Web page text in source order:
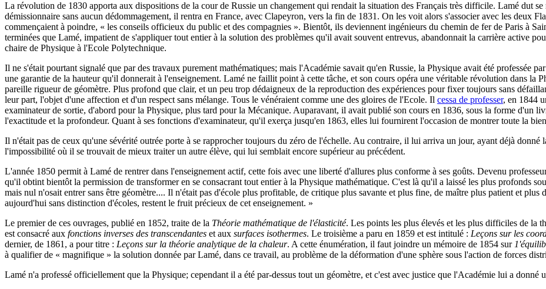
La révolution de 1830 apporta aux dispositions de la cour de Russie un changement qui rendait la situation des Français très difficile. Lamé dut se
démissionnaire sans aucun dédommagement, il rentra en France, avec Clapeyron, vers la fin de 1831. On les voit alors s'associer avec les deux
commençaient à poindre, « les conseils officieux du public et des compagnies ». Bientôt, ils deviennent ingénieurs du chemin de fer de Paris à
terminées que Lamé, impatient de s'appliquer tout entier à la solution des problèmes qu'il avait souvent entrevus, abandonnait la carrière active
chaire de Physique à l'Ecole Polytechnique.
Il ne s'était pourtant signalé que par des travaux purement mathématiques; mais l'Académie savait qu'en Russie, la Physique avait été professée
une garantie de la hauteur qu'il donnerait à l'enseignement. Lamé ne faillit point à cette tâche, et son cours opéra une véritable révolution dans la
pareille rigueur de géomètre. Plus profond que clair, et un peu trop dédaigneux de la reproduction des expériences pour fixer toujours sans
leur part, l'objet d'une affection et d'un respect sans mélange. Tous le vénéraient comme une des gloires de l'Ecole. Il cessa de professer, en 1844
examinateur de sortie, d'abord pour la Physique, plus tard pour la Mécanique. Auparavant, il avait publié son cours en 1836, sous la forme d'un
l'exactitude et la profondeur. Quant à ses fonctions d'examinateur, qu'il exerça jusqu'en 1863, elles lui fournirent l'occasion de montrer toute la
Il n'était pas de ceux qu'une sévérité outrée porte à se rapprocher toujours du zéro de l'échelle. Au contraire, il lui arriva un jour, ayant déjà donné
l'impossibilité où il se trouvait de mieux traiter un autre élève, qui lui semblait encore supérieur au précédent.
L'année 1850 permit à Lamé de rentrer dans l'enseignement actif, cette fois avec une liberté d'allures plus conforme à ses goûts. Devenu
qu'il obtint bientôt la permission de transformer en se consacrant tout entier à la Physique mathématique. C'est là qu'il a laissé les plus profonds
mais nul n'osait entrer sans être géomètre.... Il n'était pas d'école plus profitable, de critique plus savante et plus fine, de maître plus patient et plus
aujourd'hui sans distinction d'écoles, restent le fruit précieux de cet enseignement. »
Le premier de ces ouvrages, publié en 1852, traite de la Théorie mathématique de l'élasticité. Les points les plus élevés et les plus difficiles de la
est consacré aux fonctions inverses des transcendantes et aux surfaces isothermes. Le troisième a paru en 1859 et est intitulé : Leçons sur les
dernier, de 1861, a pour titre : Leçons sur la théorie analytique de la chaleur. A cette énumération, il faut joindre un mémoire de 1854 sur
à qualifier de « magnifique » la solution donnée par Lamé, dans ce travail, au problème de la déformation d'une sphère sous l'action de forces
Lamé n'a professé officiellement que la Physique; cependant il a été par-dessus tout un géomètre, et c'est avec justice que l'Académie lui a donné